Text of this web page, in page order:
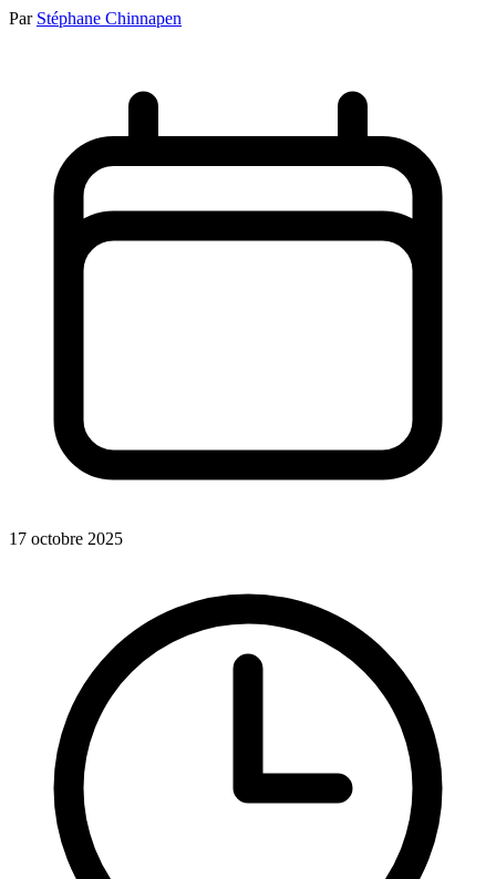
Par Stéphane Chinnapen
17 octobre 2025